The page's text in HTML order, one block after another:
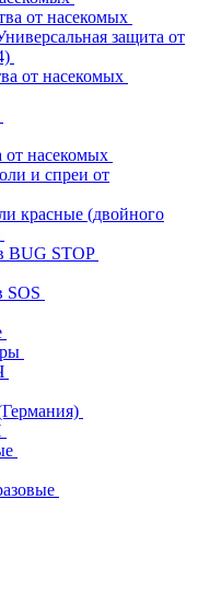
от насекомых
защита от
от насекомых
насекомых
и спреи от
(двойного
BUG STOP
SOS